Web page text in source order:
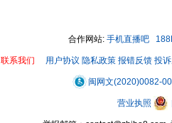
合作网站: 手机直播吧
联系我们 用户协议 隐私政策 报错反馈 投
闽网文(2020)0082-
营业执照